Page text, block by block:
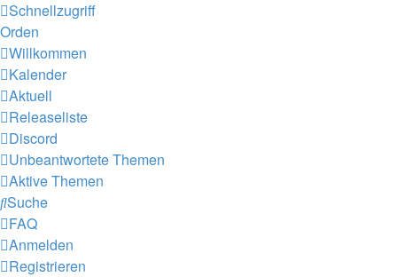
Schnellzugriff
Orden
Willkommen
Kalender
Aktuell
Releaseliste
Discord
Unbeantwortete Themen
Aktive Themen
Suche
FAQ
Anmelden
Registrieren